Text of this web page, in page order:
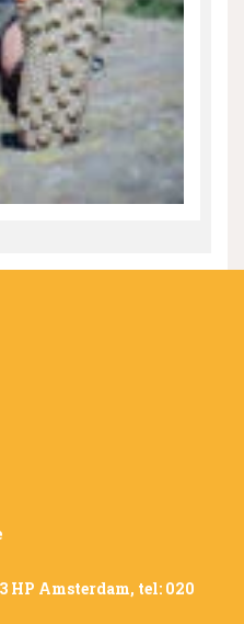
HP Amsterdam, tel: 020